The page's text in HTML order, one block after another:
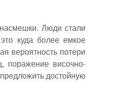
Люди стали
куда более емкое
вероятность потери
поражение височно-
достойную